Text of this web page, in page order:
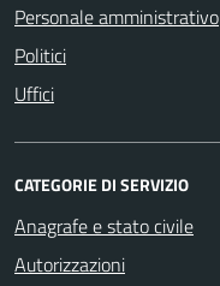
Personale amministrativo
Politici
Uffici
CATEGORIE DI SERVIZIO
Anagrafe e stato civile
Autorizzazioni